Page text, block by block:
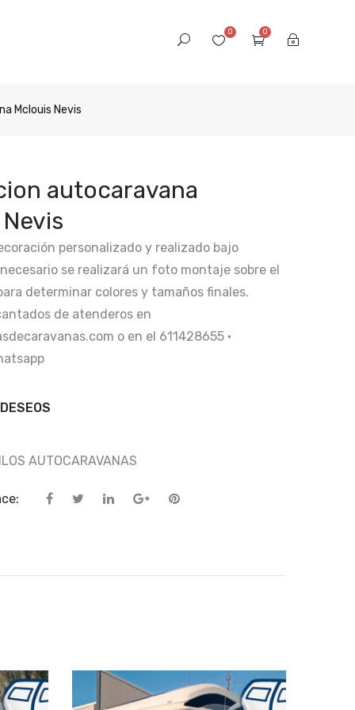
0
0
Mclouis Nevis
autocaravana
personalizado y realizado bajo
se realizará un foto montaje sobre el
determinar colores y tamaños finales.
de atenderos en
o en el 611428655 ·
AUTOCARAVANAS